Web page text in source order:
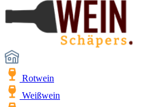
Rotwein
Weißwein